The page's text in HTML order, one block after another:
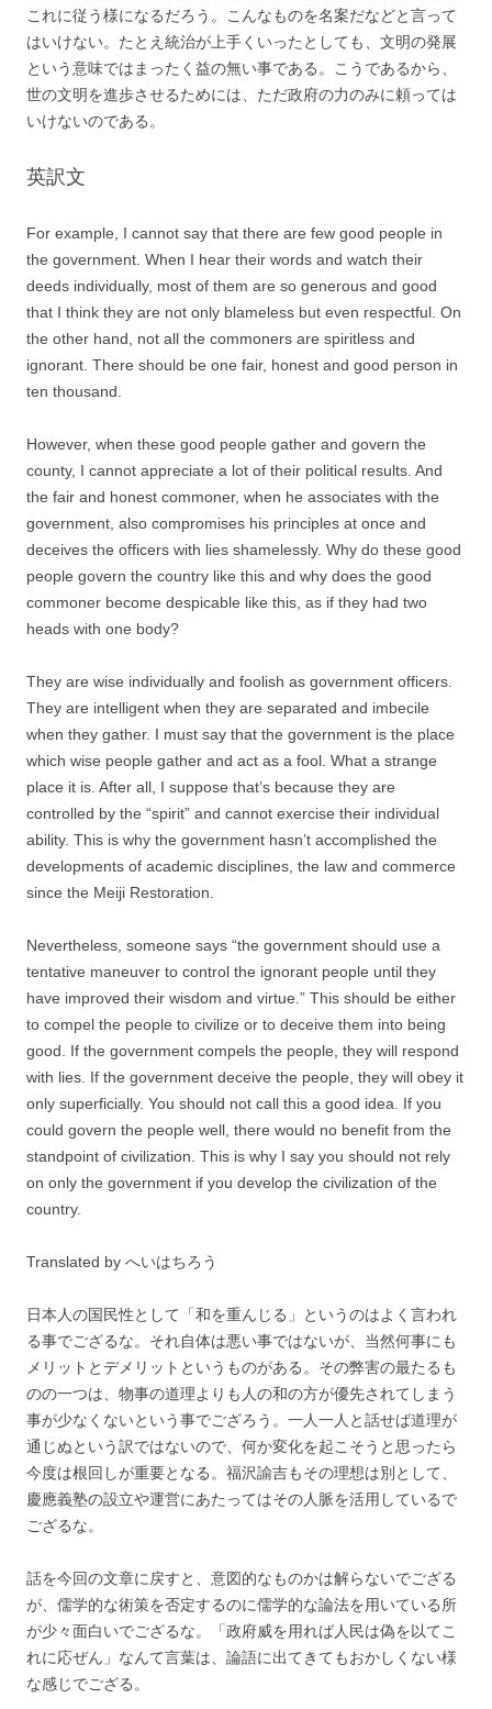
これに従う様になるだろう。こんなものを名案だなどと言って
はいけない。たとえ統治が上手くいったとしても、文明の発展
という意味ではまったく益の無い事である。こうであるから、
世の文明を進歩させるためには、ただ政府の力のみに頼っては
いけないのである。
英訳文
For example, I cannot say that there are few good people in
the government. When I hear their words and watch their
deeds individually, most of them are so generous and good
that I think they are not only blameless but even respectful. On
the other hand, not all the commoners are spiritless and
ignorant. There should be one fair, honest and good person in
ten thousand.
However, when these good people gather and govern the
county, I cannot appreciate a lot of their political results. And
the fair and honest commoner, when he associates with the
government, also compromises his principles at once and
deceives the officers with lies shamelessly. Why do these good
people govern the country like this and why does the good
commoner become despicable like this, as if they had two
heads with one body?
They are wise individually and foolish as government officers.
They are intelligent when they are separated and imbecile
when they gather. I must say that the government is the place
which wise people gather and act as a fool. What a strange
place it is. After all, I suppose that’s because they are
controlled by the “spirit” and cannot exercise their individual
ability. This is why the government hasn’t accomplished the
developments of academic disciplines, the law and commerce
since the Meiji Restoration.
Nevertheless, someone says “the government should use a
tentative maneuver to control the ignorant people until they
have improved their wisdom and virtue.” This should be either
to compel the people to civilize or to deceive them into being
good. If the government compels the people, they will respond
with lies. If the government deceive the people, they will obey it
only superficially. You should not call this a good idea. If you
could govern the people well, there would no benefit from the
standpoint of civilization. This is why I say you should not rely
on only the government if you develop the civilization of the
country.
Translated by へいはちろう
日本人の国民性として「和を重んじる」というのはよく言われ
る事でござるな。それ自体は悪い事ではないが、当然何事にも
メリットとデメリットというものがある。その弊害の最たるも
のの一つは、物事の道理よりも人の和の方が優先されてしまう
事が少なくないという事でござろう。一人一人と話せば道理が
通じぬという訳ではないので、何か変化を起こそうと思ったら
今度は根回しが重要となる。福沢諭吉もその理想は別として、
慶應義塾の設立や運営にあたってはその人脈を活用しているで
ござるな。
話を今回の文章に戻すと、意図的なものかは解らないでござる
が、儒学的な術策を否定するのに儒学的な論法を用いている所
が少々面白いでござるな。「政府威を用れば人民は偽を以てこ
れに応ぜん」なんて言葉は、論語に出てきてもおかしくない様
な感じでござる。